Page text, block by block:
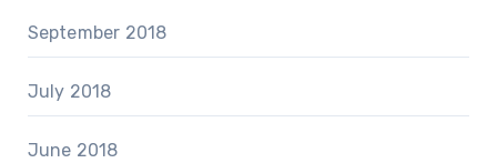
September 2018
July 2018
June 2018